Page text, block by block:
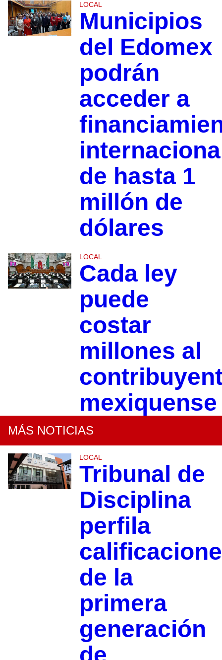
LOCAL
Municipios
del Edomex
podrán
acceder a
de hasta 1
millón de
dólares
LOCAL
Cada ley
puede
costar
millones al
mexiquense
MÁS NOTICIAS
LOCAL
Tribunal de
Disciplina
perfila
de la
primera
generación